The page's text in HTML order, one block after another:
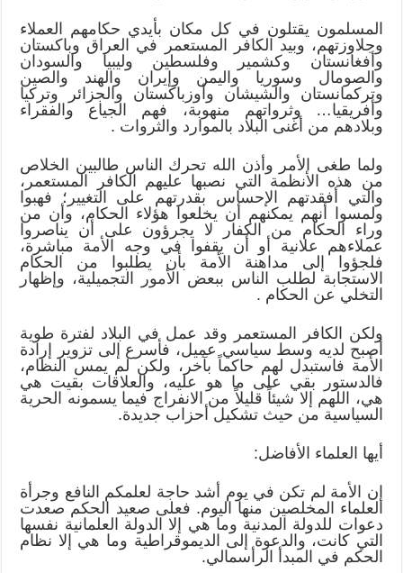
المسلمون يقتلون في كل مكان بأيدي حكامهم العملاء
وجلاوزتهم، وبيد الكافر المستعمر في العراق وباكستان
وأفغانستان وكشمير وفلسطين وليبيا والسودان
والصومال وسوريا واليمن وإيران والهند والصين
وتركمانستان والشيشان وأوزباكستان والجزائر وتركيا
وأفريقيا… وثرواتهم منهوبة، فهم الجياع والفقراء
وبلادهم من أغنى البلاد بالموارد والثروات .
ولما طغى الأمر وأذن الله تحرك الناس طالبين الخلاص
من هذه الأنظمة التي نصبها عليهم الكافر المستعمر،
والتي أفقدتهم الإحساس بقدرتهم على التغيير؛ فهبوا
ولمسوا أنهم يمكنهم أن يخلعوا هؤلاء الحكام، وأن من
وراء الحكام من الكفار لا يجرؤون على أن يناصروا
عملاءهم علانية أو أن يقفوا في وجه الأمة مباشرة،
فلجؤوا إلى مداهنة الأمة بأن يطلبوا من الحكام
الاستجابة لطلب الناس ببعض الأمور التجميلية، وإظهار
التخلي عن الحكام .
ولكن الكافر المستعمر وقد عمل في البلاد لفترة طوية
أصبح لديه وسط سياسي عميل، فأسرع إلى تزوير إرادة
الأمة فاستبدل لهم حاكماً بآخر، ولكن لم يمس النظام،
فالدستور بقي على ما هو عليه، والعلاقات بقيت هي
هي، اللهم إلا شيئاً قليلاً من الانفراج فيما يسمونه الحرية
السياسية من حيث تشكيل أحزاب جديدة.
أيها العلماء الأفاضل:
إن الأمة لم تكن في يوم أشد حاجة لعلمكم النافع وجرأة
العلماء المخلصين منها اليوم. فعلى صعيد الحكم صعدت
دعوات للدولة المدنية وما هي إلا الدولة العلمانية نفسها
التي كانت، والدعوة إلى الديموقراطية وما هي إلا نظام
الحكم في المبدأ الرأسمالي.